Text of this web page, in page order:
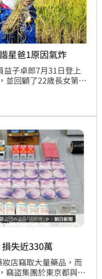
星爸1原因氣炸
益子卓郎7月31日登上
並回顧了22歲長女第一
失近330萬
店竊取大量藥品，而
竊盜集團於東京都與周